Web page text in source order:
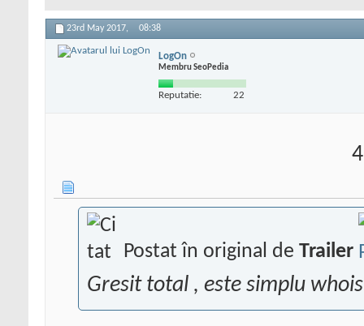
23rd May 2017, 08:38
LogOn
Membru SeoPedia
Reputatie: 22
Postat în original de Trailer
Gresit total , este simplu